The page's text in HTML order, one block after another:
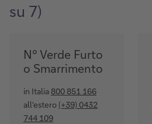
su 7)
N° Verde Furto
o Smarrimento
in Italia 800 851 166
all'estero (+39) 0432
744 109